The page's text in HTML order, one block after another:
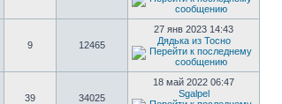
9 12465
27 янв 2023 14:43
Дядька из Тосно
39 34025
18 май 2022 06:47
Sgalpel